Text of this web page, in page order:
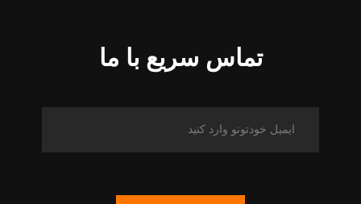
تماس سریع با ما